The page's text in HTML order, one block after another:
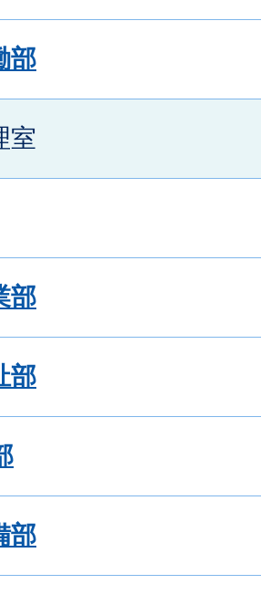
部
室
部
部
部